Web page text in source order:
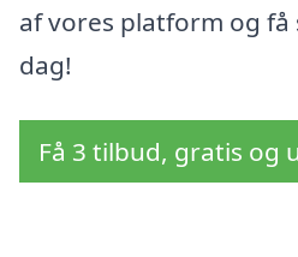
af vores platform og
dag!
Få 3 tilbud, gratis og